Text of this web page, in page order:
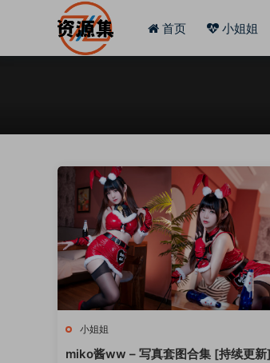
首页 小姐姐
小姐姐
miko酱ww – 写真套图合集 [持续更新]